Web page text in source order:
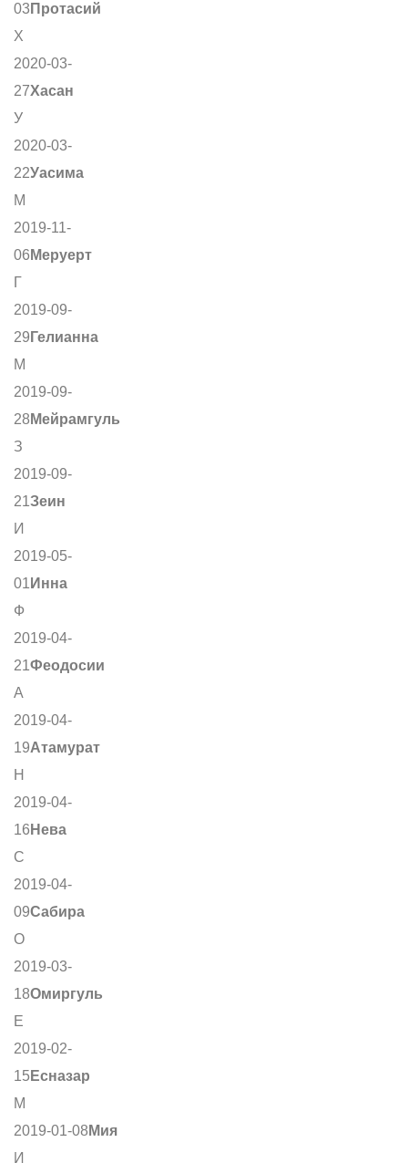
03 Протасий
Х
2020-03-
27Хасан
У
2020-03-
22Уасима
М
2019-11-
06 Меруерт
Г
2019-09-
29 Гелианна
М
2019-09-
28 Мейрамгуль
З
2019-09-
21Зеин
И
2019-05-
01 Инна
Ф
2019-04-
21Феодосии
А
2019-04-
19Атамурат
Н
2019-04-
16 Нева
С
2019-04-
09Сабира
О
2019-03-
18Омиргуль
Е
2019-02-
15 Есназар
М
2019-01-08 Мия
И